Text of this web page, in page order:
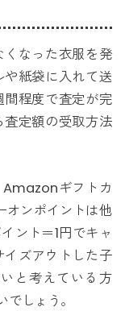
なった衣服を発
紙袋に入れて送
間程度で査定が完
定額の受取方法
Amazonギフトカ
オンポイントは他
ント＝1円でキャ
イズアウトした子
と考えている方
しょう。